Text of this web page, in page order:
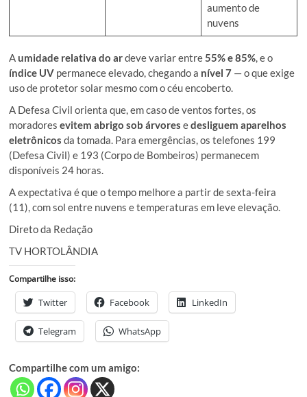
aumento de
nuvens
Aumidade relativa do ardeve variar entre55% e 85%, e o
índice UV permanece elevado, chegando a nível 7 — o que exige
uso de protetor solar mesmo com o céu encoberto.
A Defesa Civil orienta que, em caso de ventos fortes, os
moradoresevitem abrigo sob árvores edesliguem aparelhos
eletrônicos da tomada. Para emergências, os telefones 199
(Defesa Civil) e 193 (Corpo de Bombeiros) permanecem
disponíveis 24 horas.
A expectativa é que o tempo melhore a partir de sexta-feira
(11), com sol entre nuvens e temperaturas em leve elevação.
Direto da Redação
TV HORTOLÂNDIA
Compartilhe isso:
Twitter Facebook LinkedIn
Telegram WhatsApp
Compartilhe com um amigo: